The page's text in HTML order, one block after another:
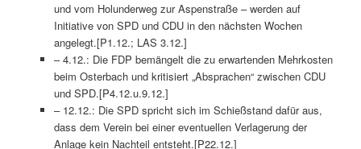
und vom Holunderweg zur Aspenstraße – werden auf
Initiative von SPD und CDU in den nächsten Wochen
angelegt.[P1.12.; LAS 3.12.]
– 4.12.: Die FDP bemängelt die zu erwartenden Mehrkosten
beim Osterbach und kritisiert „Absprachen“ zwischen CDU
und SPD.[P4.12.u.9.12.]
– 12.12.: Die SPD spricht sich im Schießstand dafür aus,
dass dem Verein bei einer eventuellen Verlagerung der
Anlage kein Nachteil entsteht.[P22.12.]